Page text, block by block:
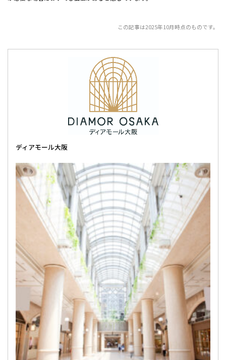
この記事は2025年10月時点のものです。
ディアモール大阪